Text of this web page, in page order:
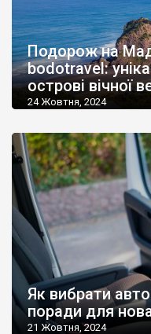
Подорож на
bodotravel:
острові вічної
24 Жовтня, 2024
Як вибрати
поради для
21 Жовтня, 2024